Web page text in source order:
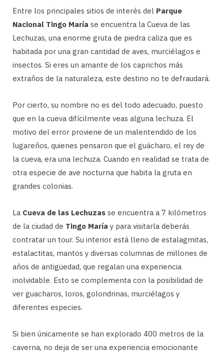
Entre los principales sitios de interés del Parque
Nacional Tingo María se encuentra la Cueva de las
Lechuzas, una enorme gruta de piedra caliza que es
habitada por una gran cantidad de aves, murciélagos e
insectos. Si eres un amante de los caprichos más
extraños de la naturaleza, este destino no te defraudará.
Por cierto, su nombre no es del todo adecuado, puesto
que en la cueva difícilmente veas alguna lechuza. El
motivo del error proviene de un malentendido de los
lugareños, quienes pensaron que el guácharo, el rey de
la cueva, era una lechuza. Cuando en realidad se trata de
otra especie de ave nocturna que habita la gruta en
grandes colonias.
La Cueva de las Lechuzas se encuentra a 7 kilómetros
de la ciudad de Tingo María y para visitarla deberás
contratar un tour. Su interior está lleno de estalagmitas,
estalactitas, mantos y diversas columnas de millones de
años de antigüedad, que regalan una experiencia
inolvidable. Esto se complementa con la posibilidad de
ver guacharos, loros, golondrinas, murciélagos y
diferentes especies.
Si bien únicamente se han explorado 400 metros de la
caverna, no deja de ser una experiencia emocionante